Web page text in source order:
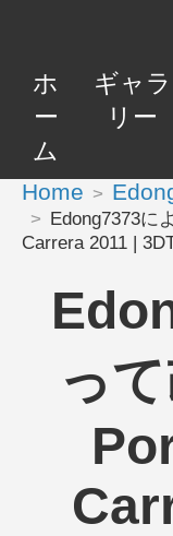
ホ
ー
ム
ギャラ
リー
Home
Edong7373に
Carrera 2011 |
っ